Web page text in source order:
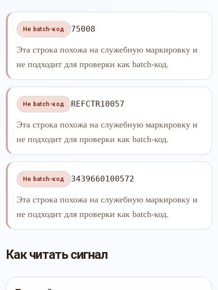
Не batch-код 75008
Эта строка похожа на служебную маркировку и
не подходит для проверки как batch-код.
Не batch-код REFCTR10057
Эта строка похожа на служебную маркировку и
не подходит для проверки как batch-код.
Не batch-код 3439660100572
Эта строка похожа на служебную маркировку и
не подходит для проверки как batch-код.
Как читать сигнал